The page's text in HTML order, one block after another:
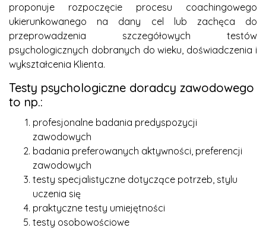
proponuje rozpoczęcie procesu coachingowego
ukierunkowanego na dany cel lub zachęca do
przeprowadzenia szczegółowych testów
psychologicznych dobranych do wieku, doświadczenia i
wykształcenia Klienta.
Testy psychologiczne doradcy zawodowego
to np.:
profesjonalne badania predyspozycji
zawodowych
badania preferowanych aktywności, preferencji
zawodowych
testy specjalistyczne dotyczące potrzeb, stylu
uczenia się
praktyczne testy umiejętności
testy osobowościowe